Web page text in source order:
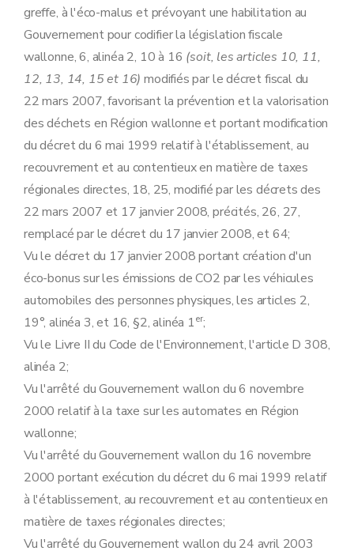
greffe, à l'éco-malus et prévoyant une habilitation au
Gouvernement pour codifier la législation fiscale
wallonne, 6, alinéa 2, 10 à 16 (soit, les articles 10, 11,
12, 13, 14, 15 et 16) modifiés par le décret fiscal du
22 mars 2007, favorisant la prévention et la valorisation
des déchets en Région wallonne et portant modification
du décret du 6 mai 1999 relatif à l'établissement, au
recouvrement et au contentieux en matière de taxes
régionales directes, 18, 25, modifié par les décrets des
22 mars 2007 et 17 janvier 2008, précités, 26, 27,
remplacé par le décret du 17 janvier 2008, et 64;
Vu le décret du 17 janvier 2008 portant création d'un
éco-bonus sur les émissions de CO2 par les véhicules
automobiles des personnes physiques, les articles 2,
19°, alinéa 3, et 16, §2, alinéa 1er;
Vu le Livre II du Code de l'Environnement, l'article D 308,
alinéa 2;
Vu l'arrêté du Gouvernement wallon du 6 novembre
2000 relatif à la taxe sur les automates en Région
wallonne;
Vu l'arrêté du Gouvernement wallon du 16 novembre
2000 portant exécution du décret du 6 mai 1999 relatif
à l'établissement, au recouvrement et au contentieux en
matière de taxes régionales directes;
Vu l'arrêté du Gouvernement wallon du 24 avril 2003